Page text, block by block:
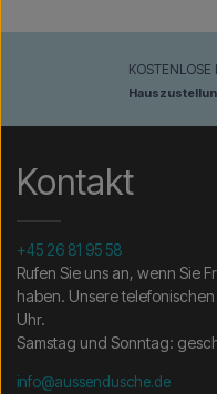
KOSTENLOSE
Kontakt
+45 26 81 95 58
Rufen Sie uns an, wenn Sie
haben. Unsere
Uhr.
Samstag und Sonntag:
info@aussendusche.de